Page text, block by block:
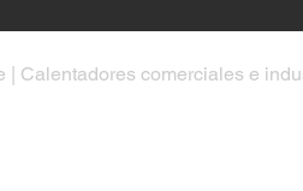
| Calentadores comerciales e